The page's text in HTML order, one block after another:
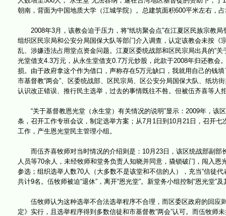
朝南，背面为中国地质大学（江城学院）。总建筑面积600平米左右，
2008年3月，该教会迫于压力，将“纸坊聚会点”在江夏区民族宗教局
组织区民宗局和公安分局国保大队等部门介入调查，认定该教会未按
乱、涉嫌违法占用堂点资金问题。江夏区委统战部和区民宗局出具的“
光堂借支4.3万元，从永生堂借支0.7万元炒股，此款于2008年归还教会
损。由于政府拿这个作为借口，声称存在5万元缺口，我就用自己的钱
市基督教“两会”、区委统战部、区民宗局、区公安分局国保大队、纸坊
认识改正错误、推行民主选举，过去的事情既往不咎。但被伍齐喜等人
“关于基督教恩光堂（永生堂）有关情况的说明”显示：2009年，该
条，召开工作专班会议，制定选举方案；从7月1日到10月21日，召开
工作，产生恩光堂民主管理小组。
而伍齐喜牧师对当时情况的介绍则是：10月23日，该区统战部副部
人员等70余人，未经牧师和堂务负责人知晓并同意，撬锁破门，闯入
参选；组织选举人数70人（大多数不是该堂和不信的人），充当“信徒
共计9名。伍牧师被迫“退休”，离开“恩光堂”。新堂务小组控制“恩光堂”
伍牧师认为这种选举不合法选举程序不合理，而区委区政府的回应
定》实行，且选举程序得到多数信徒和市基督教“两会”认可。而伍牧